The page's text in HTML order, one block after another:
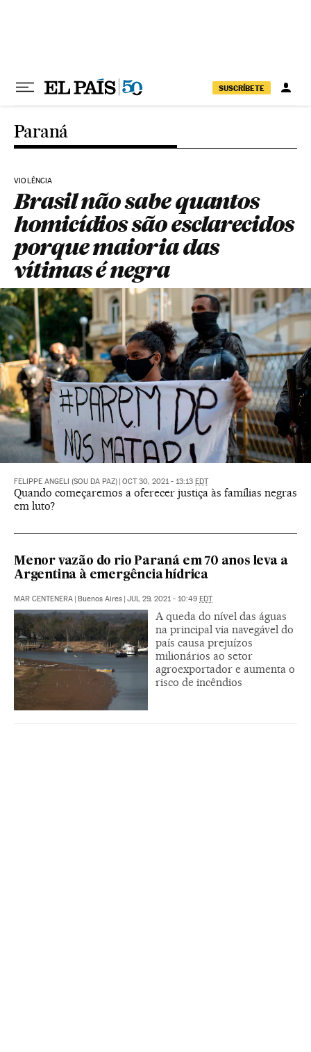
SUSCRÍBETE
Paraná
VIOLÊNCIA
Brasil não sabe quantos
homicídios são esclarecidos
porque maioria das
vítimas é negra
FELIPPE ANGELI (SOU DA PAZ) OCT 30, 2021 - 13:13 EDT
Quando começaremos a oferecer justiça às famílias negras
em luto?
Menor vazão do rio Paraná em 70 anos leva a
Argentina à emergência hídrica
MAR CENTENERA Buenos Aires JUL 29, 2021 - 10:49 EDT
A queda do nível das águas
na principal via navegável do
país causa prejuízos
milionários ao setor
agroexportador e aumenta o
risco de incêndios